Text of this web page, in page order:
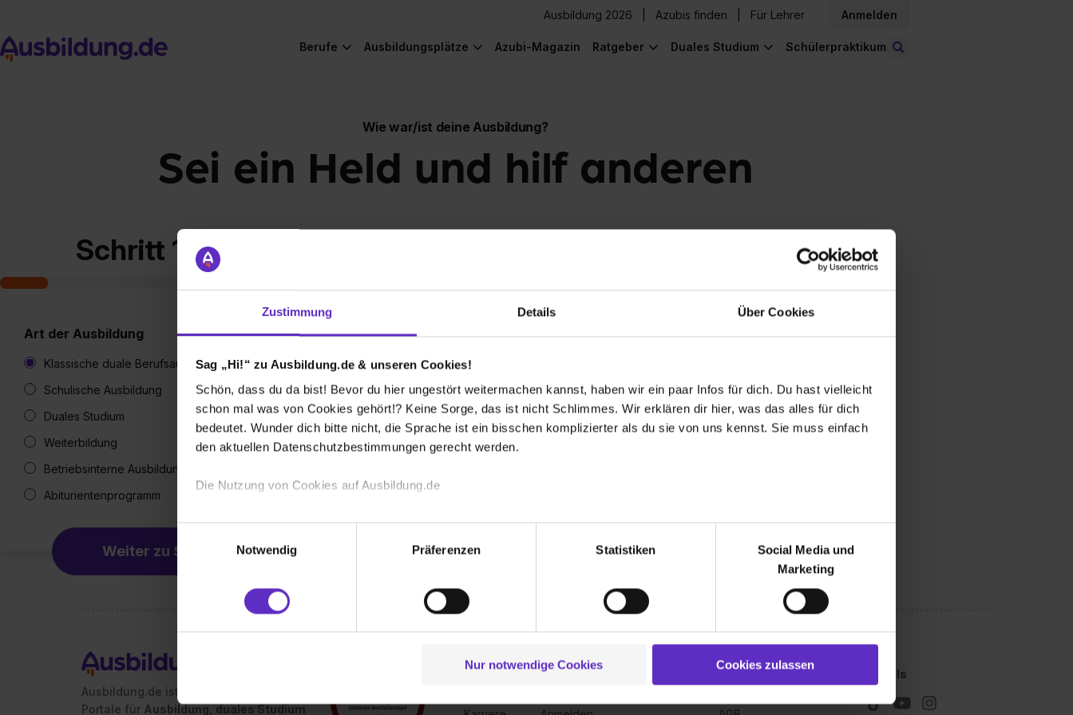
Zustimmung Details Über Cookies
Sag „Hi!“ zu Ausbildung.de & unseren Cookies!
Schön, dass du da bist! Bevor du hier ungestört weitermachen kannst, haben wir ein paar Infos für dich. Du hast vielleicht
schon mal was von Cookies gehört!? Keine Sorge, das ist nicht Schlimmes. Wir erklären dir hier, was das alles für dich
bedeutet. Wunder dich bitte nicht, die Sprache ist ein bisschen komplizierter als du sie von uns kennst. Sie muss einfach
den aktuellen Datenschutzbestimmungen gerecht werden.
Die Nutzung von Cookies auf Ausbildung.de
Wir verwenden Cookies zur technischen Funktion unserer Webseite („Notwendig“), um von dir bei Benutzung der
Webseite getroffenen Einstellungen zu speichern ( „Präferenzen“), die Zugriffe auf unsere Webseite zu analysieren
(„Statistiken“), um Informationen zu deiner Verwendung unserer Website an unsere Partner für soziale Medien, Werbung
Partner führen diese Informationen möglicherweise mit weiteren Daten zusammen, die du ihnen bereitgestellt hast oder die
zu. . In diesem Fall sowie bei der separaten Aktivierung von „Social Media und Marketing“ bist du auch damit
Einwilligungsauswahl
Notwendig
Präferenzen Statistiken
Social Media und
Marketing
Nur notwendige Cookies Cookies zulassen
Ausbildung 2026 Azubis finden Für Lehrer Anmelden
Berufe Ausbildungsplätze Azubi-Magazin Ratgeber Duales Studium Schülerpraktikum
Wie war/ist deine Ausbildung?
Sei ein Held und hilf anderen
Schritt 1 von 7
Art der Ausbildung
Klassische duale Berufsausbildung
Schulische Ausbildung
Duales Studium
Weiterbildung
Betriebsinterne Ausbildung
Abiturientenprogramm
Weiter zu Schritt 2
Ausbildung.de ist eines der führenden
Portale für Ausbildung, duales Studium
Über uns
Für dich
Kleingedrucktes
Socials